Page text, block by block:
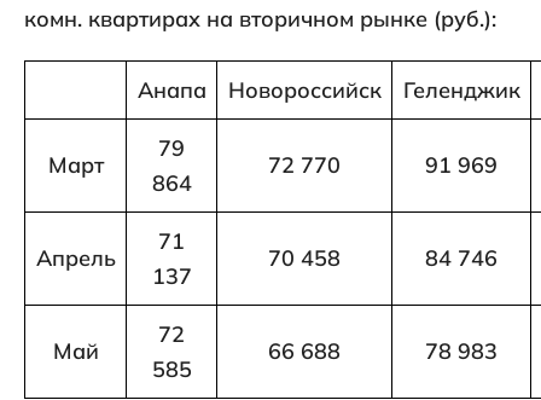
комн. квартирах на вторичном рынке (руб.):
Анапа Новороссийск Геленджик
Март
79
864
72 770 91 969
Апрель
71
137
70 458 84 746
Май
72
585
66 688 78 983